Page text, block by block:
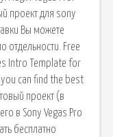
проект для sony
Вы можете
отдельности. Free
Intro Template for
you can find the best
проект (в
в Sony Vegas Pro
бесплатно